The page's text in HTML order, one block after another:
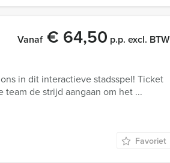
Vanaf€ 64,50 p.p. excl. BTW
in dit interactieve stadsspel! Ticket
de strijd aangaan om het ...
Favoriet